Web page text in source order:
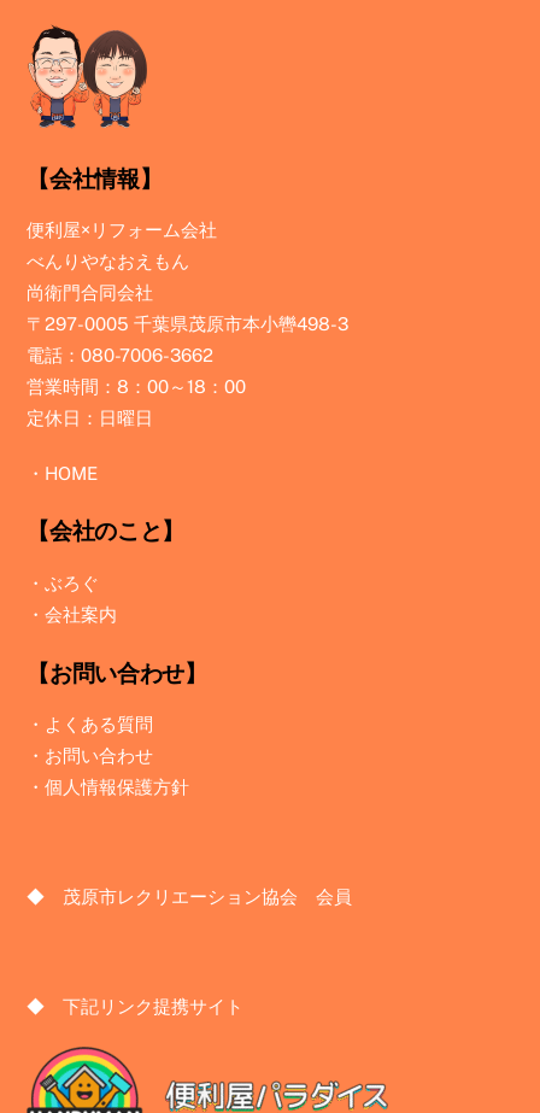
【会社情報】
便利屋×リフォーム会社
べんりやなおえもん
尚衛門合同会社
〒297-0005 千葉県茂原市本小轡498-3
電話：080-7006-3662
営業時間：8：00～18：00
定休日：日曜日
・ HOME
【会社のこと】
・ぶろぐ
・会社案内
【お問い合わせ】
・ よくある質問
・ お問い合わせ
・個人情報保護方針
◆ 茂原市レクリエーション協会 会員
◆ 下記リンク提携サイト